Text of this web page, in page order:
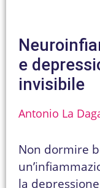
e
invisibile
Antonio La
Non dormire
la